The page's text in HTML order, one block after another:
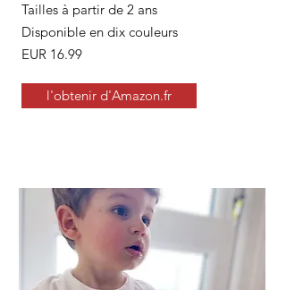
Tailles à partir de 2 ans
Disponible en dix couleurs
EUR 16.99
l'obtenir d'Amazon.fr